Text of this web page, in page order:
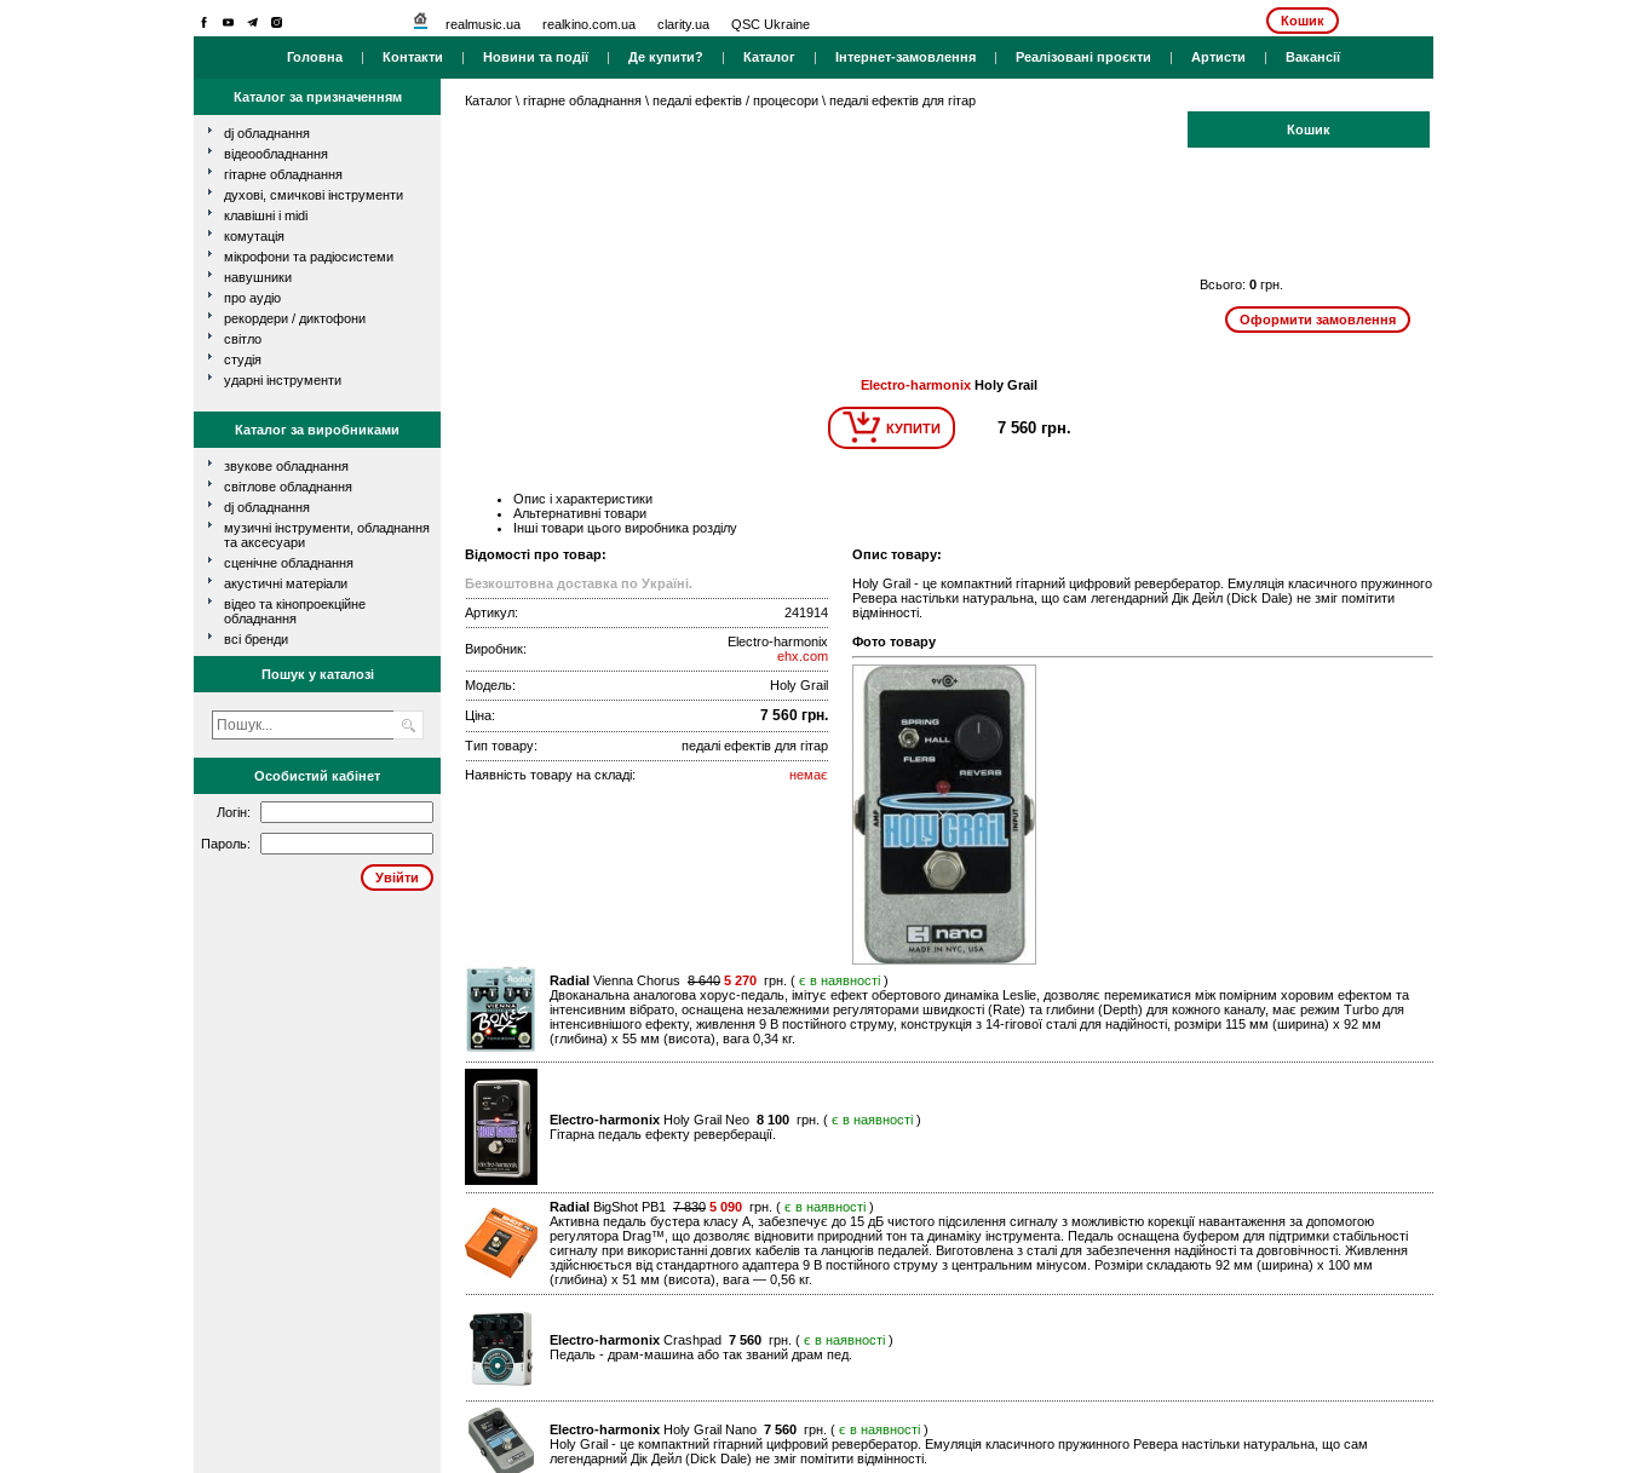
realmusic.ua realkino.com.ua clarity.ua QSC Ukraine Кошик
Головна | Контакти | Новини та події| Де купити? | Каталог | Інтернет-замовлення | Реалізовані проєкти | Артисти | Вакансії
Каталог за призначенням
dj обладнання
відеообладнання
гітарне обладнання
духові, смичкові інструменти
клавішні і midi
комутація
мікрофони та радіосистеми
навушники
про аудіо
рекордери / диктофони
світло
студія
ударні інструменти
Каталог за виробниками
звукове обладнання
світлове обладнання
dj обладнання
музичні інструменти, обладнання
та аксесуари
сценічне обладнання
акустичні матеріали
відео та кінопроекційне
обладнання
всі бренди
Пошук у каталозі
Особистий кабінет
Логін:
Пароль:
Каталог \ гітарне обладнання \ педалі ефектів / процесори \ педалі ефектів для гітар
Кошик
Всього: 0 грн.
Electro-harmonix Holy Grail
КУПИТИ 7 560 грн.
Опис і характеристики
Альтернативні товари
Інші товари цього виробника розділу
Відомості про товар:
Безкоштовна доставка по Україні.
Артикул:
241914
Виробник:
Electro-harmonix
ehx.com
Модель:
Holy Grail
Ціна: 7 560 грн.
Тип товару:
педалі ефектів для гітар
Наявність товару на складі:
немає
Опис товару:
Holy Grail - це компактний гітарний цифровий ревербератор. Емуляція класичного пружинного
Ревера настільки натуральна, що сам легендарний Дік Дейл (Dick Dale) не зміг помітити
відмінності.
Фото товару
Radial Vienna Chorus 8 640 5 270 грн. ( є в наявності )
Двоканальна аналогова хорус-педаль, імітує ефект обертового динаміка Leslie, дозволяє перемикатися між помірним хоровим ефектом та
інтенсивним вібрато, оснащена незалежними регуляторами швидкості (Rate) та глибини (Depth) для кожного каналу, має режим Turbo для
інтенсивнішого ефекту, живлення 9 В постійного струму, конструкція з 14-гігової сталі для надійності, розміри 115 мм (ширина) x 92 мм
(глибина) x 55 мм (висота), вага 0,34 кг.
Electro-harmonix Holy Grail Neo 8 100 грн. ( є в наявності )
Гітарна педаль ефекту реверберації.
Radial BigShot PB1 7 830 5 090 грн. ( є в наявності )
Активна педаль бустера класу A, забезпечує до 15 дБ чистого підсилення сигналу з можливістю корекції навантаження за допомогою
регулятора Drag™, що дозволяє відновити природний тон та динаміку інструмента. Педаль оснащена буфером для підтримки стабільності
сигналу при використанні довгих кабелів та ланцюгів педалей. Виготовлена з сталі для забезпечення надійності та довговічності. Живлення
здійснюється від стандартного адаптера 9 В постійного струму з центральним мінусом. Розміри складають 92 мм (ширина) x 100 мм
(глибина) x 51 мм (висота), вага — 0,56 кг.
Electro-harmonix Crashpad 7 560 грн. ( є в наявності )
Педаль - драм-машина або так званий драм пед.
Electro-harmonix Holy Grail Nano 7 560 грн. ( є в наявності )
Holy Grail - це компактний гітарний цифровий ревербератор. Емуляція класичного пружинного Ревера настільки натуральна, що сам
легендарний Дік Дейл (Dick Dale) не зміг помітити відмінності.